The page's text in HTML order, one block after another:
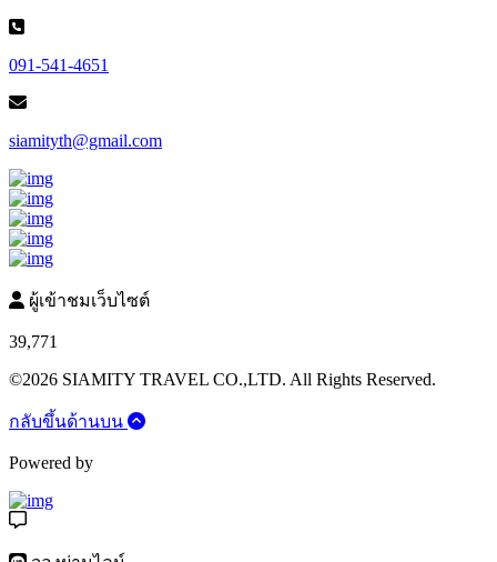
091-541-4651
siamityth@gmail.com
ผู้เข้าชมเว็บไซต์
39,771
©2026 SIAMITY TRAVEL CO.,LTD. All Rights Reserved.
กลับขึ้นด้านบน
Powered by